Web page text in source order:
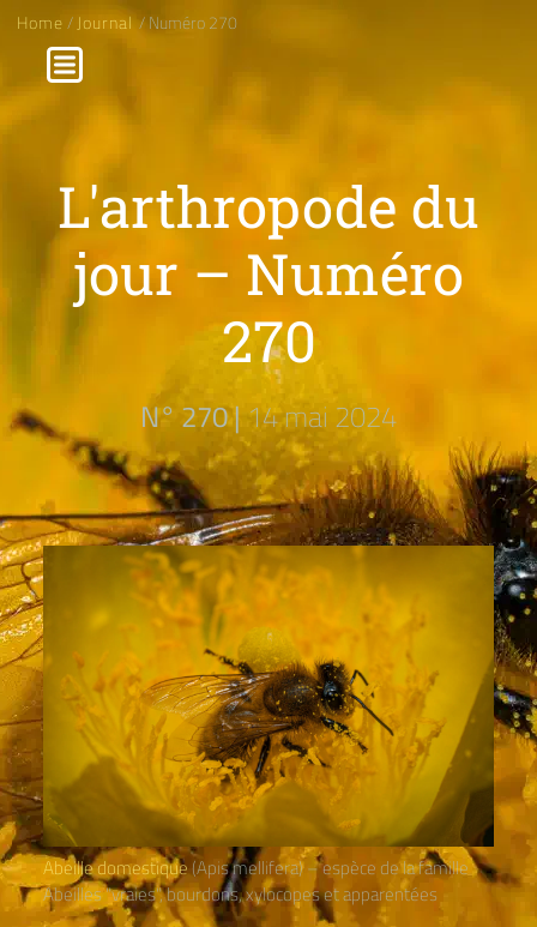
Home/Journal/ Numéro 270
L'arthropode du
jour – Numéro
270
N° 270 |14 mai 2024
Abeille domestique(Apis mellifera) – espèce de la famille
Abeilles "vraies", bourdons, xylocopes et apparentées